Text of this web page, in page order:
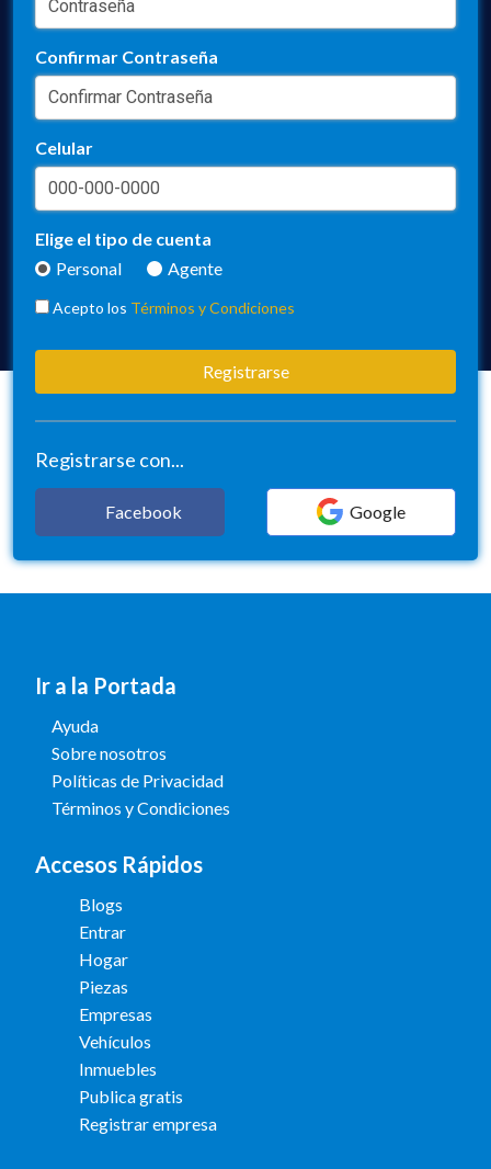
Confirmar Contraseña
Celular
Elige el tipo de cuenta
Personal
Agente
Acepto los Términos y Condiciones
Registrarse
Registrarse con...
Facebook Google
Ir a la Portada
Ayuda
Sobre nosotros
Políticas de Privacidad
Términos y Condiciones
Accesos Rápidos
Blogs
Entrar
Hogar
Piezas
Empresas
Vehículos
Inmuebles
Publica gratis
Registrar empresa